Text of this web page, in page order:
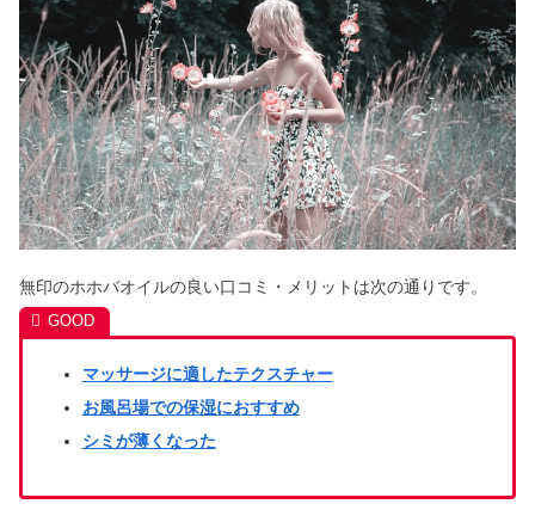
無印のホホバオイルの良い口コミ・メリットは次の通りです。
マッサージに適したテクスチャー
お風呂場での保湿におすすめ
シミが薄くなった